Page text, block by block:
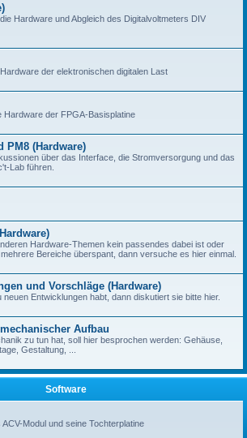
Hardware und Abgleich des Digitalvoltmeters DIV
der elektronischen digitalen Last
Hardware der FPGA-Basisplatine
PM8 (Hardware)
über das Interface, die Stromversorgung und das
Lab führen.
Hardware-Themen kein passendes dabei ist oder
Bereiche überspant, dann versuche es hier einmal.
und Vorschläge (Hardware)
neuen Entwicklungen habt, dann diskutiert sie bitte hier.
Aufbau
zu tun hat, soll hier besprochen werden: Gehäuse,
Gestaltung, ...
Software
Modul und seine Tochterplatine